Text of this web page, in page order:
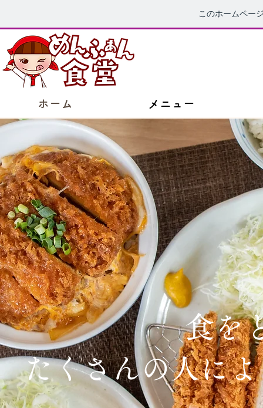
このホームペー
ホーム メニュー
食を
たくさんの人に